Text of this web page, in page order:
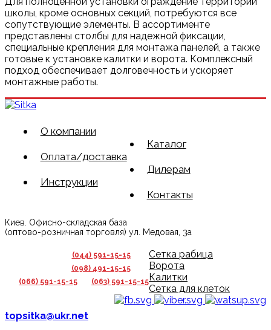
школы, кроме основных секций, потребуются все
сопутствующие элементы. В ассортименте
представлены столбы для надежной фиксации,
специальные крепления для монтажа панелей, а также
готовые к установке калитки и ворота. Комплексный
подход обеспечивает долговечность и ускоряет
монтажные работы.
О компании
Каталог
Оплата/доставка
Дилерам
Инструкции
Контакты
Киев. Офисно-складская база
(оптово-розничная торговля) ул. Медовая, 3а
(044) 591-15-15
(098) 491-15-15
(066) 591-15-15
(063) 591-15-15
Сетка рабица
Ворота
Калитки
Сетка для клеток
topsitka@ukr.net